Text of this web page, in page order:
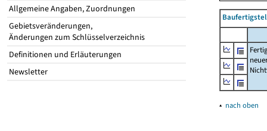
Allgemeine Angaben, Zuordnungen
Gebietsveränderungen,
Änderungen zum Schlüsselverzeichnis
Definitionen und Erläuterungen
Newsletter
▴ nach oben